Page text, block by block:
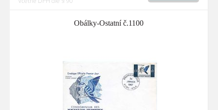
Obálky-Ostatní č.1100